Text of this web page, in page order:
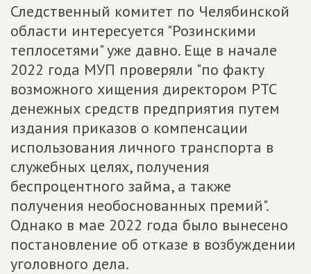
Следственный комитет по Челябинской
области интересуется "Розинскими
теплосетями" уже давно. Еще в начале
2022 года МУП проверяли "по факту
возможного хищения директором РТС
денежных средств предприятия путем
издания приказов о компенсации
использования личного транспорта в
служебных целях, получения
беспроцентного займа, а также
получения необоснованных премий".
Однако в мае 2022 года было вынесено
постановление об отказе в возбуждении
уголовного дела.